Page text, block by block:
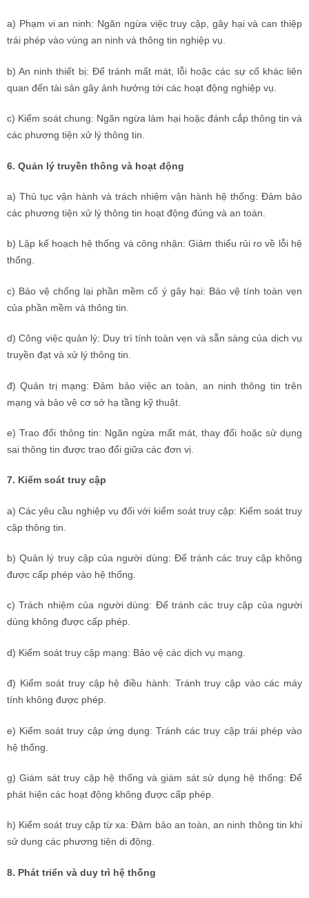
a) Phạm vi an ninh: Ngăn ngừa việc truy cập, gây hại và can thiệp
trái phép vào vùng an ninh và thông tin nghiệp vụ.
b) An ninh thiết bị: Để tránh mất mát, lỗi hoặc các sự cố khác liên
quan đến tài sản gây ảnh hưởng tới các hoạt động nghiệp vụ.
c) Kiểm soát chung: Ngăn ngừa làm hại hoặc đánh cắp thông tin và
các phương tiện xử lý thông tin.
6. Quản lý truyền thông và hoạt động
a) Thủ tục vận hành và trách nhiệm vận hành hệ thống: Đảm bảo
các phương tiện xử lý thông tin hoạt động đúng và an toàn.
b) Lập kế hoạch hệ thống và công nhận: Giảm thiểu rủi ro về lỗi hệ
thống.
c) Bảo vệ chống lại phần mềm cố ý gây hại: Bảo vệ tính toàn vẹn
của phần mềm và thông tin.
d) Công việc quản lý: Duy trì tính toàn vẹn và sẵn sàng của dịch vụ
truyền đạt và xử lý thông tin.
đ) Quản trị mạng: Đảm bảo việc an toàn, an ninh thông tin trên
mạng và bảo vệ cơ sở hạ tầng kỹ thuật.
e) Trao đổi thông tin: Ngăn ngừa mất mát, thay đổi hoặc sử dụng
sai thông tin được trao đổi giữa các đơn vị.
7. Kiểm soát truy cập
a) Các yêu cầu nghiệp vụ đối với kiểm soát truy cập: Kiểm soát truy
cập thông tin.
b) Quản lý truy cập của người dùng: Để tránh các truy cập không
được cấp phép vào hệ thống.
c) Trách nhiệm của người dùng: Để tránh các truy cập của người
dùng không được cấp phép.
d) Kiểm soát truy cập mạng: Bảo vệ các dịch vụ mạng.
đ) Kiểm soát truy cập hệ điều hành: Tránh truy cập vào các máy
tính không được phép.
e) Kiểm soát truy cập ứng dụng: Tránh các truy cập trái phép vào
hệ thống.
g) Giám sát truy cập hệ thống và giám sát sử dụng hệ thống: Để
phát hiện các hoạt động không được cấp phép.
h) Kiểm soát truy cập từ xa: Đảm bảo an toàn, an ninh thông tin khi
sử dụng các phương tiện di động.
8. Phát triển và duy trì hệ thống